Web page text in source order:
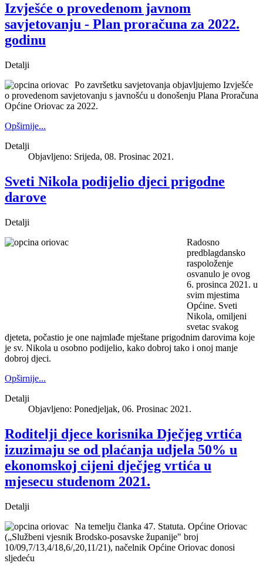
Izvješće o provedenom javnom
savjetovanju - Plan proračuna za 2022.
godinu
Detalji
Po završetku savjetovanja objavljujemo Izvješće
o provedenom savjetovanju s javnošću u donošenju Plana Proračuna
Općine Oriovac za 2022.
Opširnije...
Detalji
Objavljeno: Srijeda, 08. Prosinac 2021.
Sveti Nikola podijelio djeci prigodne
darove
Detalji
Radosno
predblagdansko
raspoloženje
osvanulo je ovog
6. prosinca 2021. u
svim mjestima
Općine. Sveti
Nikola, omiljeni
svetac svakog
djeteta, počastio je one najmlađe mještane prigodnim darovima koje
je sv. Nikola u osobno podijelio, kako dobroj tako i onoj manje
dobroj djeci.
Opširnije...
Detalji
Objavljeno: Ponedjeljak, 06. Prosinac 2021.
Roditelji djece korisnika Dječjeg vrtića
izuzimaju se od plaćanja udjela 50% u
ekonomskoj cijeni dječjeg vrtića u
mjesecu studenom 2021.
Detalji
Na temelju članka 47. Statuta. Općine Oriovac
(„Službeni vjesnik Brodsko-posavske županije" broj
10/09,7/13,4/18,6/,20,11/21), načelnik Općine Oriovac donosi
sljedeću